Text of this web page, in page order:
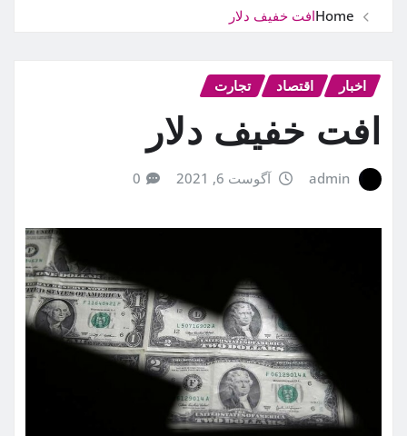
Homeافت خفیف دلار
اخبار اقتصاد تجارت
افت خفیف دلار
admin آگوست 6, 2021 0